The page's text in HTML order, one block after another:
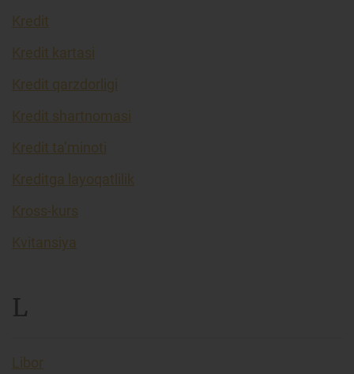
Kredit
Kredit kartasi
Kredit qarzdorligi
Kredit shartnomasi
Kredit ta’minoti
Kreditga layoqatlilik
Kross-kurs
Kvitansiya
L
Libor